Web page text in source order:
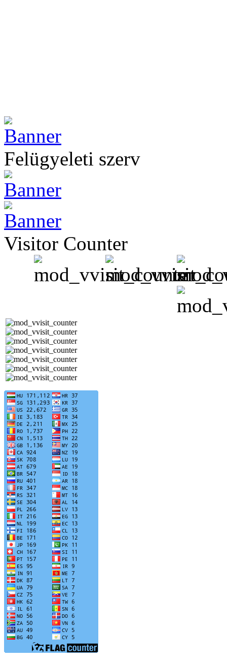
Felügyeleti szerv
Visitor Counter